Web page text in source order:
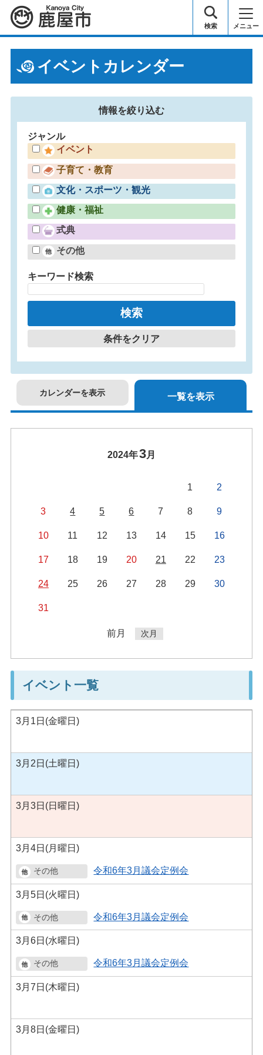
鹿屋市 検索 メニュー
イベントカレンダー
情報を絞り込む
ジャンル
イベント
子育て・教育
文化・スポーツ・観光
健康・福祉
式典
その他
キーワード検索
条件をクリア
カレンダーを表示 一覧を表示
2024年3月
1 2
3 4 5 6 7 8 9
10 11 12 13 14 15 16
17 18 19 20 21 22 23
24 25 26 27 28 29 30
31
前月 次月
イベント一覧
3月1日(金曜日)
3月2日(土曜日)
3月3日(日曜日)
3月4日(月曜日)
令和6年3月議会定例会
3月5日(火曜日)
令和6年3月議会定例会
3月6日(水曜日)
令和6年3月議会定例会
3月7日(木曜日)
3月8日(金曜日)